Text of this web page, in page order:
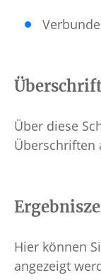
Über diese
Überschriften
Hier können
angezeigt